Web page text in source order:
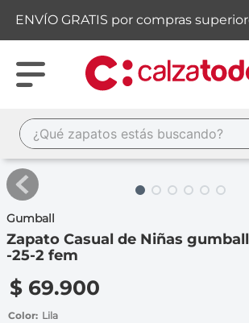
ENVÍO GRATIS por compras
¿Qué zapatos estás buscando?
Gumball
Zapato Casual de Niñas
-25-2 fem
$ 69.900
Color Lila
TÉRMINOS MÁS BUSCADOS
1 .
2.
sandalias
3.
carolina cruz